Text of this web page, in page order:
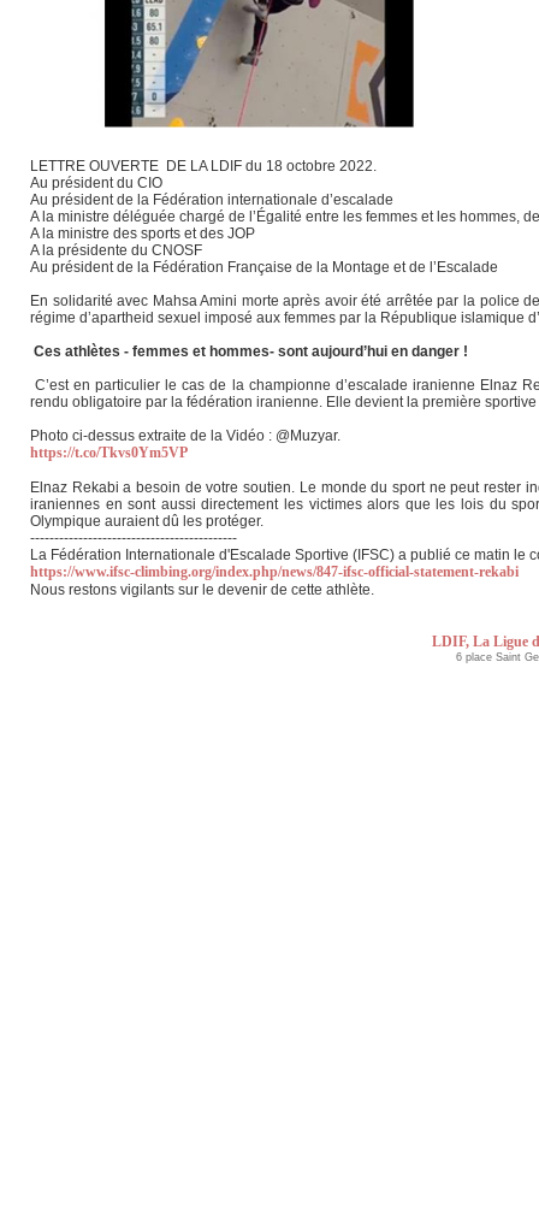
LETTRE OUVERTE DE LA LDIF du 18 octobre 2022.
Au président du CIO
Au président de la Fédération internationale d’escalade
A la ministre déléguée chargé de l’Égalité entre les femmes et les hommes,
A la ministre des sports et des JOP
A la présidente du CNOSF
Au président de la Fédération Française de la Montage et de l’Escalade
En solidarité avec Mahsa Amini morte après avoir été arrêtée par la police
régime d’apartheid sexuel imposé aux femmes par la République islamique
Ces athlètes - femmes et hommes- sont aujourd’hui en danger !
C’est en particulier le cas de la championne d’escalade iranienne Elnaz
rendu obligatoire par la fédération iranienne. Elle devient la première
Photo ci-dessus extraite de la Vidéo : @Muzyar.
https://t.co/Tkvs0Ym5VP
Elnaz Rekabi a besoin de votre soutien. Le monde du sport ne peut rester
iraniennes en sont aussi directement les victimes alors que les lois du
Olympique auraient dû les protéger.
-------------------------------------------
La Fédération Internationale d'Escalade Sportive (IFSC) a publié ce matin le
https://www.ifsc-climbing.org/index.php/news/847-ifsc-official-statement-rekabi
Nous restons vigilants sur le devenir de cette athlète.
LDIF, La Ligue
6 place Saint